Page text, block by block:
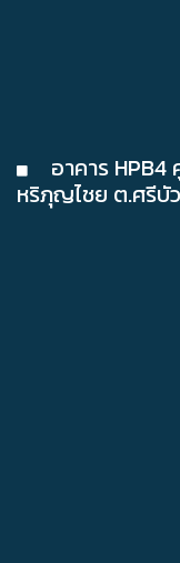
อาคาร HPB4
หริภุญไชย ต.ศรีบั